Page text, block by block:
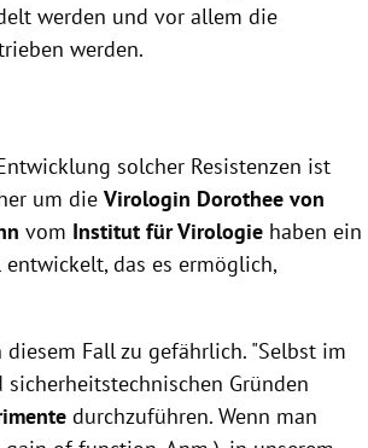
werden und vor allem die
werden.
solcher Resistenzen ist
um die Virologin Dorothee von
vom Institut für Virologiehaben ein
das es ermöglich,
Fall zu gefährlich. "Selbst im
Gründen
durchzuführen. Wenn man